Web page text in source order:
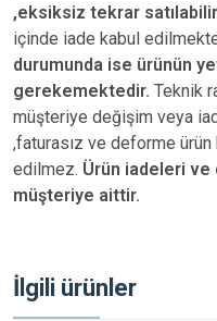
,eksiksiz tekrar
içinde iade kabul
durumunda ise ürünün
gerekemektedir. Teknik
müşteriye değişim veya
,faturasız ve deforme ürün
edilmez. Ürün iadeleri
müşteriye aittir.
İlgili ürünler